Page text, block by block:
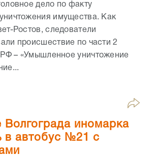
дело по факту
имущества. Как
Ростов, следователи
происшествие по части 2
– «Умышленное уничтожение
Волгограда иномарка
в автобус №21 с